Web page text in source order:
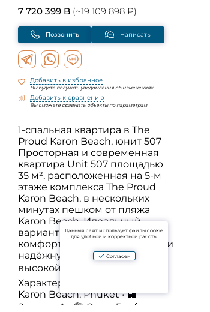
7 720 399 B (~19 109 898 ₽)
Позвонить Написать
Добавить в избранное
Вы будете получать уведомления об изменениях
Добавить к сравнению
Вы сможете сравнить объекты по параметрам
1-спальная квартира в The
Proud Karon Beach, юнит 507
Просторная и современная
квартира Unit 507 площадью
35 м², расположенная на 5-м
этаже комплекса The Proud
Karon Beach, в нескольких
минутах пешком от пляжа
Karon Beach. Идеальный
вариант для тех, кто ищет
комфортное жильё у моря или
надёжную инвестицию с
высокой доходностью. 🏠
Характеристики: • 📍 Район:
Karon Beach, Phuket • 🏢
Здание: А • 🏗 Этаж: 5 • 📐
Данный сайт использует файлы cookie
для удобной и корректной работы
Согласен